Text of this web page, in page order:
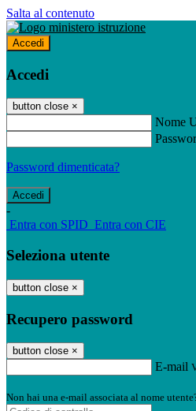
Salta al contenuto
Accedi
Accedi
button close ×
Nome
Password dimenticata?
-
Entra con SPID Entra con CIE
Seleziona utente
button close ×
Recupero password
button close ×
E-mail
Non hai una e-mail associata al nome